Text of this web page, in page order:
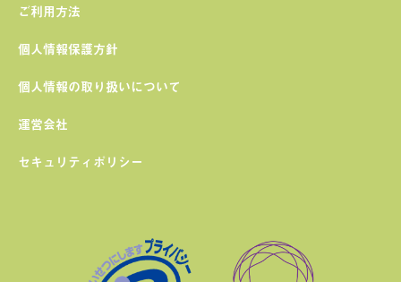
ご利用方法
個人情報保護方針
個人情報の取り扱いについて
運営会社
セキュリティポリシー